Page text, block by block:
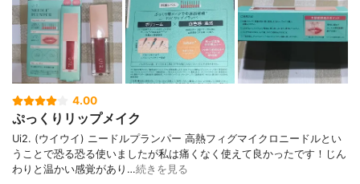
4.00
ぷっくりリップメイク
Ui2. (ウイウイ) ニードルプランパー 高熱フィグマイクロニードルとい
うことで恐る恐る使いましたが私は痛くなく使えて良かったです！じん
わりと温かい感覚があり…続きを見る